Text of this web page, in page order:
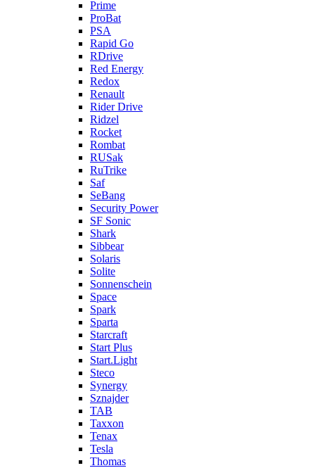
Prime
ProBat
PSA
Rapid Go
RDrive
Red Energy
Redox
Renault
Rider Drive
Ridzel
Rocket
Rombat
RUSak
RuTrike
Saf
SeBang
Security Power
SF Sonic
Shark
Sibbear
Solaris
Solite
Sonnenschein
Space
Spark
Sparta
Starcraft
Start Plus
Start.Light
Steco
Synergy
Sznajder
TAB
Taxxon
Tenax
Tesla
Thomas